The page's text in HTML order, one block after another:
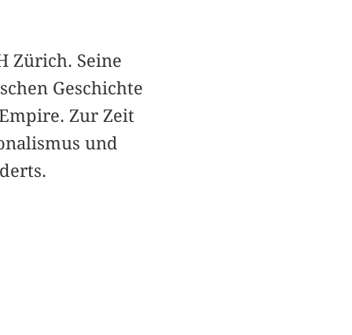
Zürich. Seine
Geschichte
Zur Zeit
und